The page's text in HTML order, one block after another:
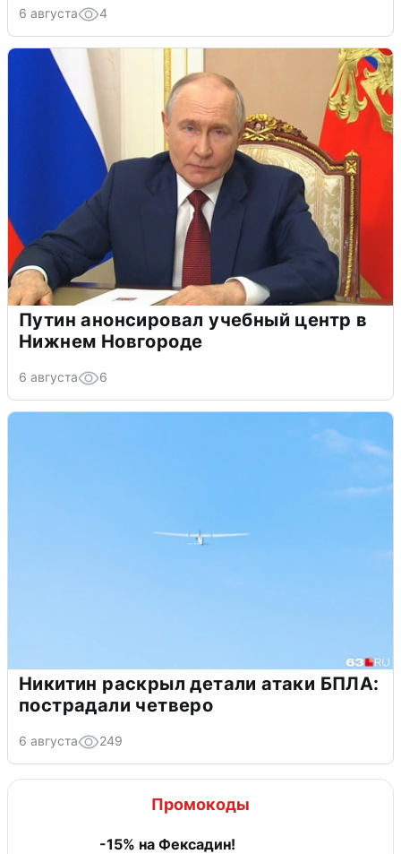
6 августа 4
Путин анонсировал учебный центр в
Нижнем Новгороде
6 августа 6
Никитин раскрыл детали атаки БПЛА:
пострадали четверо
6 августа 249
Промокоды
-15% на Фексадин!